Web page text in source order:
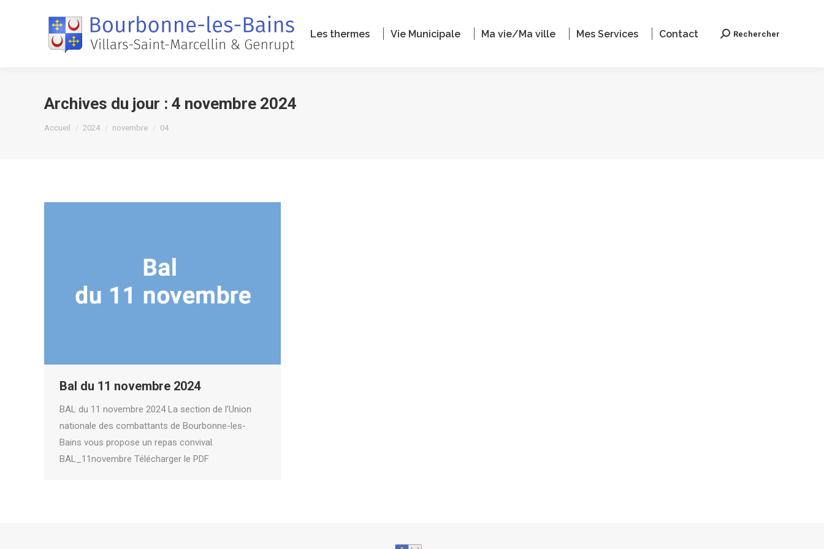
Les thermes Vie Municipale Ma vie/Ma ville Mes Services Contact Recherche
Rechercher
Archives du jour : 4 novembre 2024
Vous êtes ici :
Accueil 2024 novembre 04
Bal du 11 novembre 2024
BAL du 11 novembre 2024 La section de l’Union
nationale des combattants de Bourbonne-les-
Bains vous propose un repas convival.
BAL_11novembre Télécharger le PDF